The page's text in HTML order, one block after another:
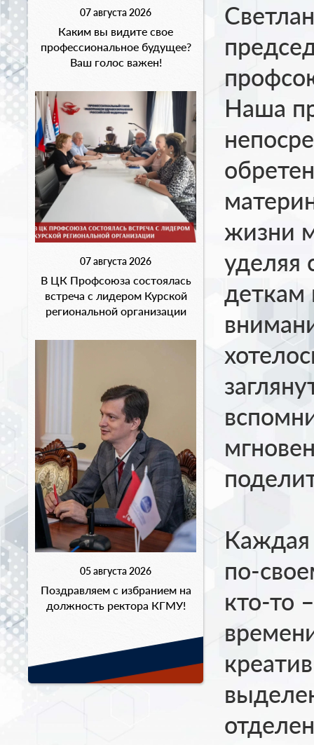
07 августа 2026
Каким вы видите свое
профессиональное будущее?
Ваш голос важен!
07 августа 2026
В ЦК Профсоюза состоялась
встреча с лидером Курской
региональной организации
05 августа 2026
Поздравляем с избранием на
должность ректора КГМУ!
Наша
жизни
уделяя
деткам
Каждая
по-
кто-то